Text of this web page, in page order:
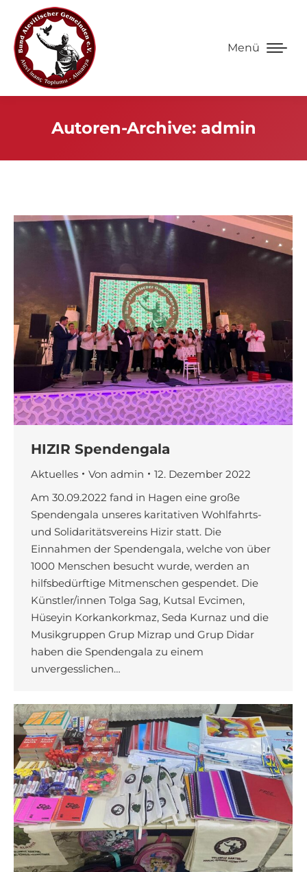
Menü
Autoren-Archive: admin
HIZIR Spendengala
Aktuelles Von admin
12. Dezember 2022
Am 30.09.2022 fand in Hagen eine große
Spendengala unseres karitativen Wohlfahrts-
und Solidaritätsvereins Hizir statt. Die
Einnahmen der Spendengala, welche von über
1000 Menschen besucht wurde, werden an
hilfsbedürftige Mitmenschen gespendet. Die
Künstler/innen Tolga Sag, Kutsal Evcimen,
Hüseyin Korkankorkmaz, Seda Kurnaz und die
Musikgruppen Grup Mizrap und Grup Didar
haben die Spendengala zu einem
unvergesslichen…